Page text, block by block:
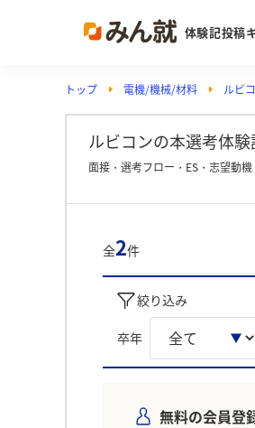
体験記投稿
トップ 電機/機械/材料 ルビ
ルビコンの本選考体験
面接・選考フロー・ES・志望動機
全2件
絞り込み
卒年
無料の会員登